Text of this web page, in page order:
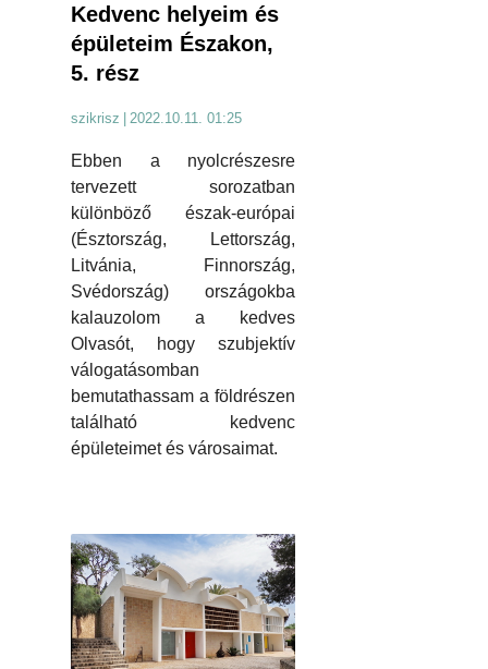
Kedvenc helyeim és
épületeim Északon,
5. rész
szikrisz 2022.10.11. 01:25
Ebben a nyolcrészesre
tervezett sorozatban
különböző észak-európai
(Észtország, Lettország,
Litvánia, Finnország,
Svédország) országokba
kalauzolom a kedves
Olvasót, hogy szubjektív
válogatásomban
bemutathassam a földrészen
található kedvenc
épületeimet és városaimat.